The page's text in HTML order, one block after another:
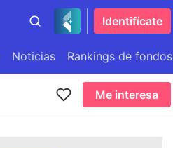
Identifícate
Noticias Rankings de fondos
Me interesa